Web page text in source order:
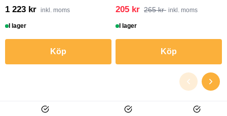
1 223 kr inkl. moms
I lager
Köp
205 kr 265 kr inkl. moms
I lager
Köp